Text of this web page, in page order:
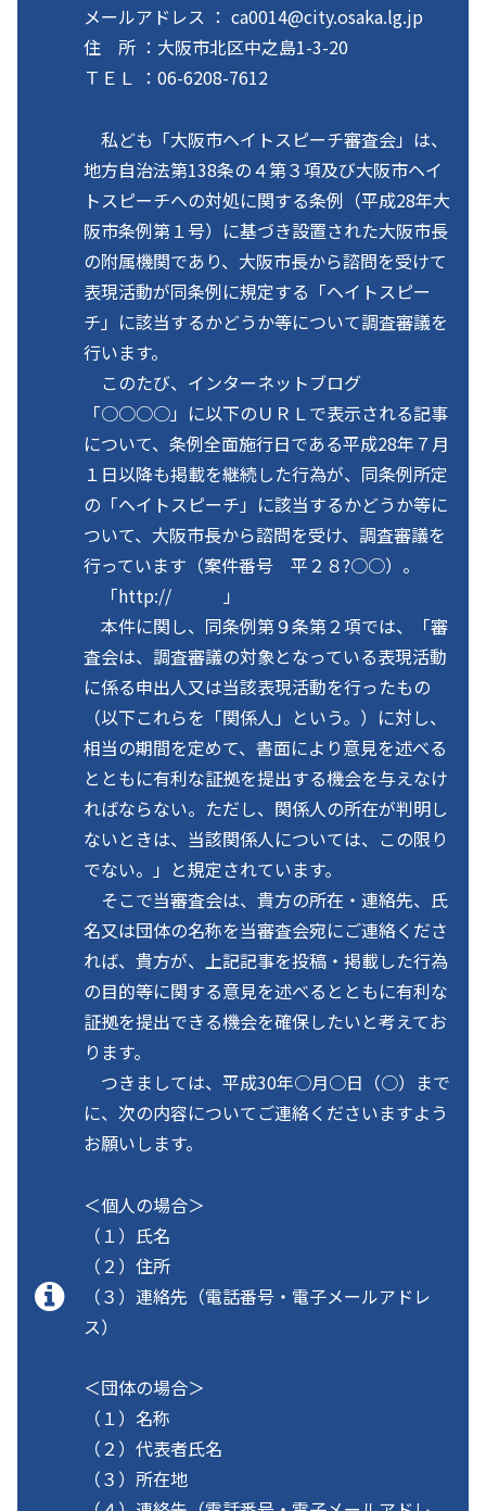
メールアドレス ： ca0014@city.osaka.lg.jp
住 所 ：大阪市北区中之島1-3-20
ＴＥＬ ：06-6208-7612
私ども「大阪市ヘイトスピーチ審査会」は、
地方自治法第138条の４第３項及び大阪市ヘイ
トスピーチへの対処に関する条例（平成28年大
阪市条例第１号）に基づき設置された大阪市長
の附属機関であり、大阪市長から諮問を受けて
表現活動が同条例に規定する「ヘイトスピー
チ」に該当するかどうか等について調査審議を
行います。
このたび、インターネットブログ
「○○○○」に以下のＵＲＬで表示される記事
について、条例全面施行日である平成28年７月
１日以降も掲載を継続した行為が、同条例所定
の「ヘイトスピーチ」に該当するかどうか等に
ついて、大阪市長から諮問を受け、調査審議を
行っています（案件番号 平２８?○○）。
「http:// 」
本件に関し、同条例第９条第２項では、「審
査会は、調査審議の対象となっている表現活動
に係る申出人又は当該表現活動を行ったもの
（以下これらを「関係人」という。）に対し、
相当の期間を定めて、書面により意見を述べる
とともに有利な証拠を提出する機会を与えなけ
ればならない。ただし、関係人の所在が判明し
ないときは、当該関係人については、この限り
でない。」と規定されています。
そこで当審査会は、貴方の所在・連絡先、氏
名又は団体の名称を当審査会宛にご連絡くださ
れば、貴方が、上記記事を投稿・掲載した行為
の目的等に関する意見を述べるとともに有利な
証拠を提出できる機会を確保したいと考えてお
ります。
つきましては、平成30年○月○日（○）まで
に、次の内容についてご連絡くださいますよう
お願いします。
＜個人の場合＞
（１）氏名
（２）住所
（３）連絡先（電話番号・電子メールアドレ
ス）
＜団体の場合＞
（１）名称
（２）代表者氏名
（３）所在地